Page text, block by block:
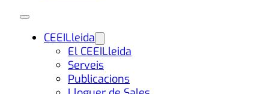
CEEILleida
El CEEILleida
Serveis
Publicacions